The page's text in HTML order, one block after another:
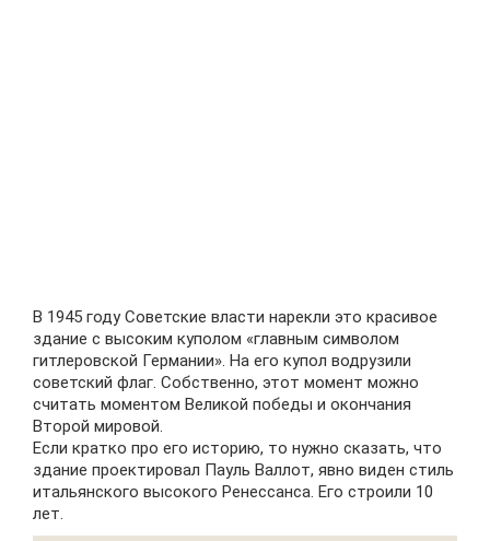
В 1945 году Советские власти нарекли это красивое
здание с высоким куполом «главным символом
гитлеровской Германии». На его купол водрузили
советский флаг. Собственно, этот момент можно
считать моментом Великой победы и окончания
Второй мировой.
Если кратко про его историю, то нужно сказать, что
здание проектировал Пауль Валлот, явно виден стиль
итальянского высокого Ренессанса. Его строили 10
лет.